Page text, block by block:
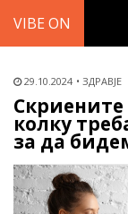
VIBE ON
29.10.2024 ЗДРАВЈЕ
Скриените
колку
за да